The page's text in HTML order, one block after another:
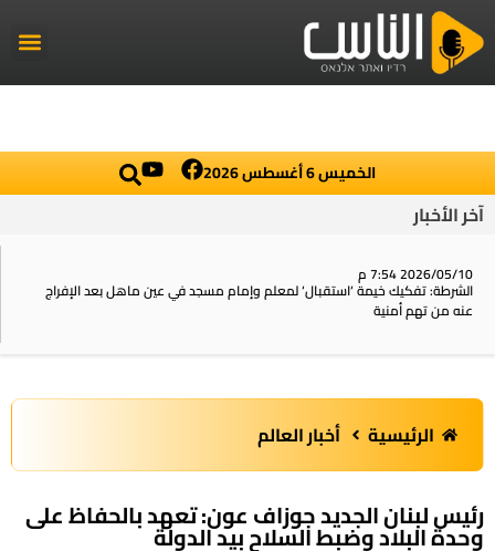
الخميس 6 أغسطس 2026
آخر الأخبار
2026/05/10 7:54 م
الشرطة: تفكيك خيمة ‘استقبال‘ لمعلم وإمام مسجد في عين ماهل بعد الإفراج
عنه من تهم أمنية
الرئيسية أخبار العالم
رئيس لبنان الجديد جوزاف عون: تعهد بالحفاظ على
وحدة البلاد وضبط السلاح بيد الدولة